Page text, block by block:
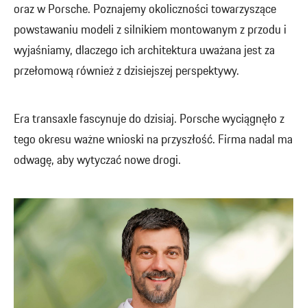
oraz w Porsche. Poznajemy okoliczności towarzyszące
powstawaniu modeli z silnikiem montowanym z przodu i
wyjaśniamy, dlaczego ich architektura uważana jest za
przełomową również z dzisiejszej perspektywy.
Era transaxle fascynuje do dzisiaj. Porsche wyciągnęło z
tego okresu ważne wnioski na przyszłość. Firma nadal ma
odwagę, aby wytyczać nowe drogi.